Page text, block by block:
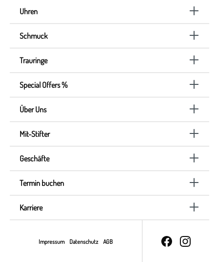
Uhren
Schmuck
Trauringe
Special Offers %
Über Uns
Mit-Stifter
Geschäfte
Termin buchen
Karriere
Impressum Datenschutz AGB